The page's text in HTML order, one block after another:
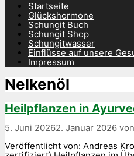
Startseite
Glückshormone
Schungit Buch
Schungit Shop
Schungitwasser
Einflüsse auf unsere
Impressum
Nelkenöl
Heilpflanzen in
5. Juni 20262. Januar 2026 von
Veröffentlicht von: Andreas